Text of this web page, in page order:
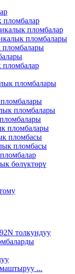
пломбалар
пломбалар
пломбалары
пломбалары
пломбалары
пломбалары
пломбалары
пломбасы
пломбасы
бөлүктөрү
...